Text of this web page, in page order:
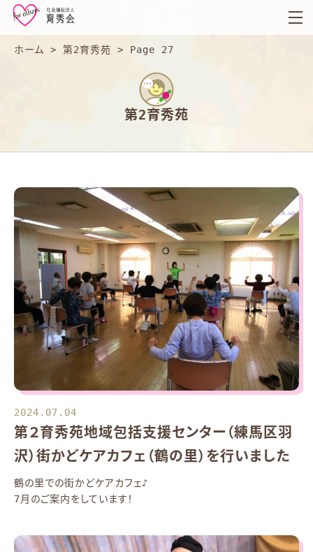
育
秀
会
ホーム > 第2育秀苑 > Page 27
第2育秀苑
2024.07.04
第２育秀苑地域包括支援センター（練馬区羽
沢）街かどケアカフェ（鶴の里）を行いました
鶴の里での街かどケアカフェ♪
7月のご案内をしています！